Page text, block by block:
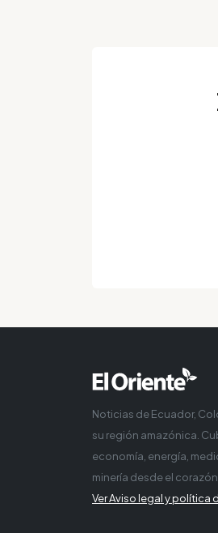
Noticias de Ecuador,
su región amazónica.
economía, energía,
minería desde el
Ver Aviso legal y política